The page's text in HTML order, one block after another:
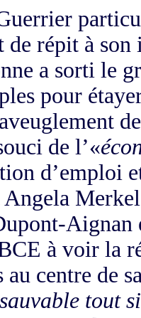
de répit à
a sorti le
pour
de l’«
d’emploi
à voir la
centre de
tout